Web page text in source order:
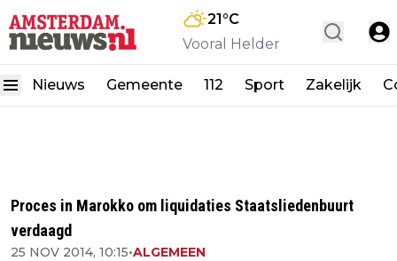
21°C
Vooral Helder
Nieuws Gemeente 112 Sport Zakelijk
Proces in Marokko om liquidaties Staatsliedenbuurt
verdaagd
25 NOV 2014, 10:15•ALGEMEEN